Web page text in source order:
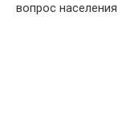
вопрос